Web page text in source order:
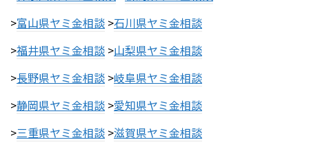
>富山県ヤミ金相談 >石川県ヤミ金相談
>福井県ヤミ金相談 >山梨県ヤミ金相談
>長野県ヤミ金相談 >岐阜県ヤミ金相談
>静岡県ヤミ金相談 >愛知県ヤミ金相談
>三重県ヤミ金相談 >滋賀県ヤミ金相談